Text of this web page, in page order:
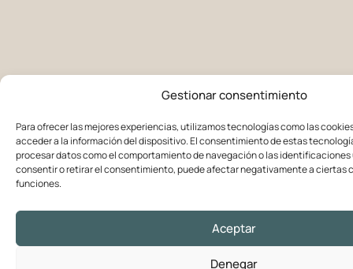
Gestionar consentimiento
Para ofrecer las mejores experiencias, utilizamos tecnologías como las
acceder a la información del dispositivo. El consentimiento de estas
procesar datos como el comportamiento de navegación o las identificaciones
consentir o retirar el consentimiento, puede afectar negativamente a ciertas
funciones.
Aceptar
Denegar